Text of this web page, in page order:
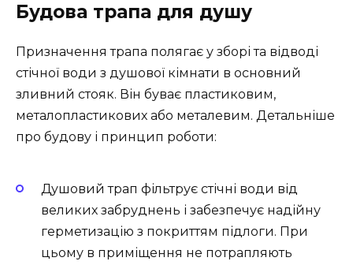
Будова трапа для душу
Призначення трапа полягає у зборі та відводі
стічної води з душової кімнати в основний
зливний стояк. Він буває пластиковим,
металопластикових або металевим. Детальніше
про будову і принцип роботи:
Душовий трап фільтрує стічні води від
великих забруднень і забезпечує надійну
герметизацію з покриттям підлоги. При
цьому в приміщення не потрапляють